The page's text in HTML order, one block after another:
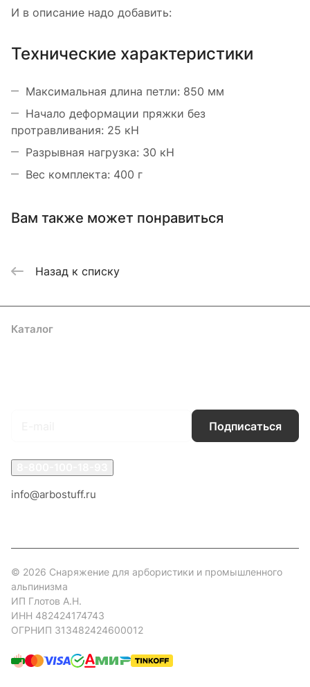
И в описание надо добавить:
Технические характеристики
Максимальная длина петли: 850 мм
Начало деформации пряжки без
протравливания: 25 кН
Разрывная нагрузка: 30 кН
Вес комплекта: 400 г
Вам также может понравиться
Назад к списку
Каталог
Подписаться
info@arbostuff.ru
© 2026 Снаряжение для арбористики и промышленного
альпинизма
ИП Глотов А.Н.
ИНН 482424174743
ОГРНИП 313482424600012